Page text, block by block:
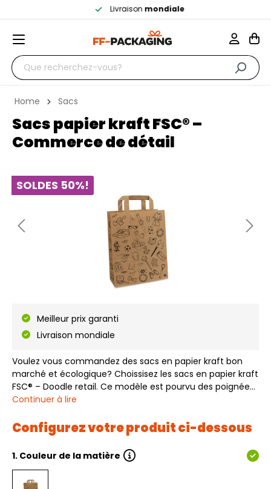
Livraisonmondiale
Home Sacs
Sacs papier kraft FSC® –
Commerce de détail
SOLDES 50%!
Meilleur prix garanti
Livraison mondiale
Voulez vous commandez des sacs en papier kraft bon
marché et écologique? Choissisez les sacs en papier kraft
FSC® – Doodle retail. Ce modèle est pourvu des poignées
plates et un impression d’un dessign de doodle retail à
papier kraft brun certif…
Continuer à lire
Configurez votre produit ci-dessous
1. Couleur de la matière